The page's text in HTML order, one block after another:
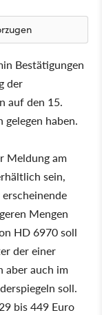
Bestätigungen
der
auf den 15.
gelegen haben.
Meldung am
sein,
Mengen
HD 6970 soll
der einer
aber auch im
soll.
bis 449 Euro